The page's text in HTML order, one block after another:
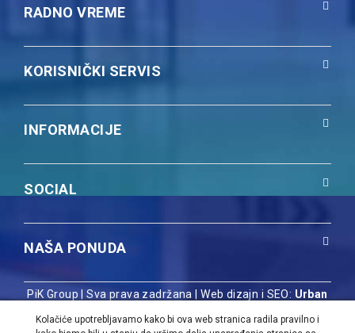
RADNO VREME
KORISNIČKI SERVIS
INFORMACIJE
SOCIAL
NAŠA PONUDA
PiK Group | Sva prava zadržana |Web dizajn i SEO: Urban
Kolačiće upotrebljavamo kako bi ova web stranica radila pravilno i